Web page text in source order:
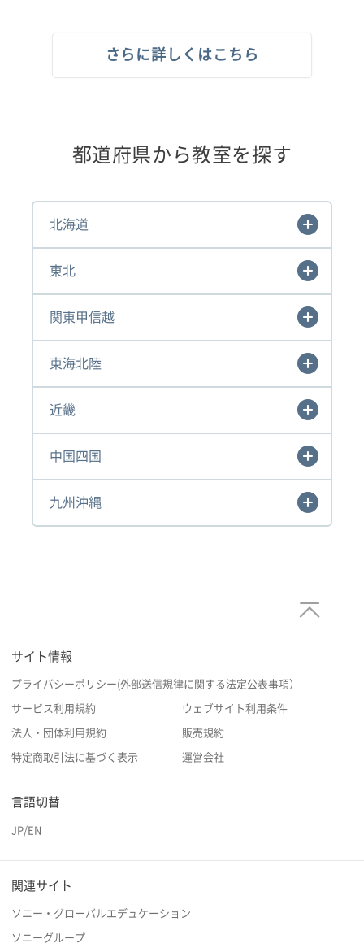
さらに詳しくはこちら
都道府県から教室を探す
北海道
東北
関東甲信越
東海北陸
近畿
中国四国
九州沖縄
サイト情報
プライバシーポリシー(外部送信規律に関する法定公表事項）
サービス利用規約 ウェブサイト利用条件
法人・団体利用規約 販売規約
特定商取引法に基づく表示 運営会社
言語切替
JP/EN
関連サイト
ソニー・グローバルエデュケーション
ソニーグループ